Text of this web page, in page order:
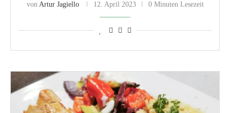
von Artur Jagiello 12. April 2023 0 Minuten Lesezeit